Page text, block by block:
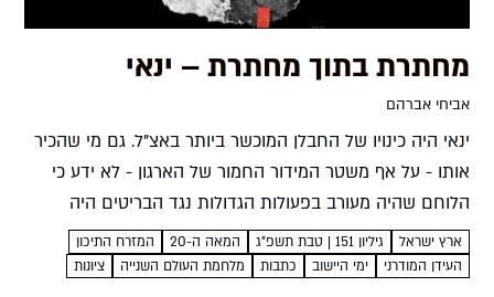
מחתרת בתוך מחתרת – ינאי
אביחי אברהם
ינאי היה כינויו של החבלן המוכשר ביותר באצ"ל. גם מי שהכיר
אותו - על אף משטר המידור החמור של הארגון - לא ידע כי
הלוחם שהיה מעורב בפעולות הגדולות נגד הבריטים היה
למעשה מרגל מטעמם....
ארץ ישראל גיליון 151 | טבת תשפ"ג המאה ה-20
המזרח התיכון
העידן המודרני
ימי היישוב כתבות מלחמת העולם השנייה ציונות